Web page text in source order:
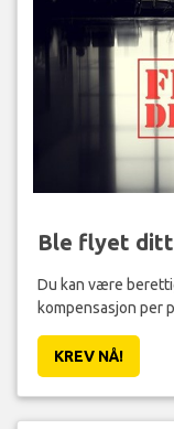
Ble flyet
Du kan være
kompensasjon per
KREV NÅ!